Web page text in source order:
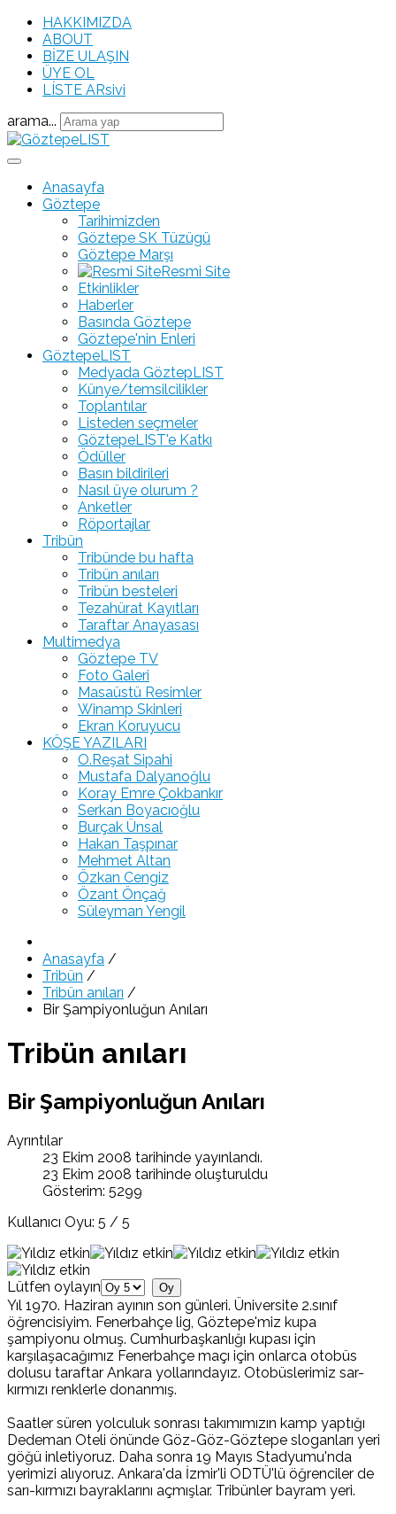
HAKKIMIZDA
ABOUT
BİZE ULAŞIN
ÜYE OL
LÍSTE ARsivi
arama...
Anasayfa
Göztepe
Tarihimizden
Göztepe SK Tüzügü
Göztepe Marşı
Resmi Site
Etkinlikler
Haberler
Basında Göztepe
Göztepe'nin Enleri
GöztepeLIST
Medyada GöztepLIST
Künye/temsilcilikler
Toplantılar
Listeden seçmeler
GöztepeLIST'e Katkı
Ödüller
Basın bildirileri
Nasıl üye olurum ?
Anketler
Röportajlar
Tribün
Tribünde bu hafta
Tribün anıları
Tribün besteleri
Tezahürat Kayıtları
Taraftar Anayasası
Multimedya
Göztepe TV
Foto Galeri
Masaüstü Resimler
Winamp Skinleri
Ekran Koruyucu
KÖŞE YAZILARI
O.Reşat Sipahi
Mustafa Dalyanoğlu
Koray Emre Çokbankır
Serkan Boyacıoğlu
Burçak Ünsal
Hakan Taşpınar
Mehmet Altan
Özkan Cengiz
Özant Önçağ
Süleyman Yengil
Anasayfa /
Tribün /
Tribün anıları /
Bir Şampiyonluğun Anıları
Tribün anıları
Bir Şampiyonluğun Anıları
Ayrıntılar
23 Ekim 2008 tarihinde yayınlandı.
23 Ekim 2008 tarihinde oluşturuldu
Gösterim: 5299
Kullanıcı Oyu: 5 / 5
Lütfen oylayın
Yıl 1970. Haziran ayının son günleri. Üniversite 2.sınıf
öğrencisiyim. Fenerbahçe lig, Göztepe'miz kupa
şampiyonu olmuş. Cumhurbaşkanlığı kupası için
karşılaşacağımız Fenerbahçe maçı için onlarca otobüs
dolusu taraftar Ankara yollarındayız. Otobüslerimiz sar-
kırmızı renklerle donanmış.
Saatler süren yolculuk sonrası takımımızın kamp yaptığı
Dedeman Oteli önünde Göz-Göz-Göztepe sloganları yeri
göğü inletiyoruz. Daha sonra 19 Mayıs Stadyumu'nda
yerimizi alıyoruz. Ankara'da İzmir'li ODTÜ'lü öğrenciler de
sarı-kırmızı bayraklarını açmışlar. Tribünler bayram yeri.